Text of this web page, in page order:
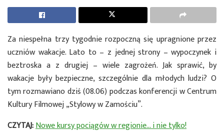
Za niespełna trzy tygodnie rozpoczną się upragnione przez
uczniów wakacje. Lato to – z jednej strony – wypoczynek i
beztroska a z drugiej – wiele zagrożeń. Jak sprawić, by
wakacje były bezpieczne, szczególnie dla młodych ludzi? O
tym rozmawiano dziś (08.06) podczas konferencji w Centrum
Kultury Filmowej „Stylowy w Zamościu”.
CZYTAJ:Nowe kursy pociągów w regionie… i nie tylko!